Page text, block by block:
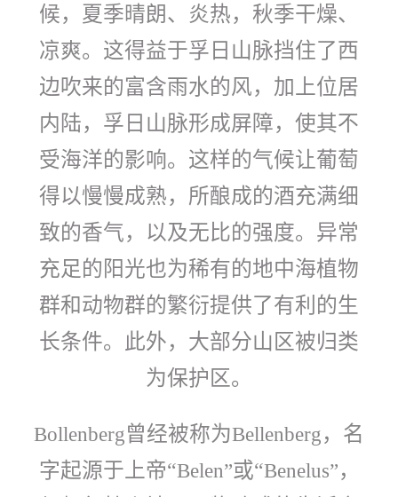
候，夏季晴朗、炎热，秋季干燥、
凉爽。这得益于孚日山脉挡住了西
边吹来的富含雨水的风，加上位居
内陆，孚日山脉形成屏障，使其不
受海洋的影响。这样的气候让葡萄
得以慢慢成熟，所酿成的酒充满细
致的香气，以及无比的强度。异常
充足的阳光也为稀有的地中海植物
群和动物群的繁衍提供了有利的生
长条件。此外，大部分山区被归类
为保护区。
Bollenberg曾经被称为Bellenberg ，名
字起源于上帝“Belen”或“Benelus” ，